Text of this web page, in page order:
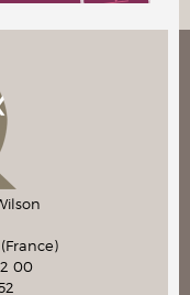
(France)
00